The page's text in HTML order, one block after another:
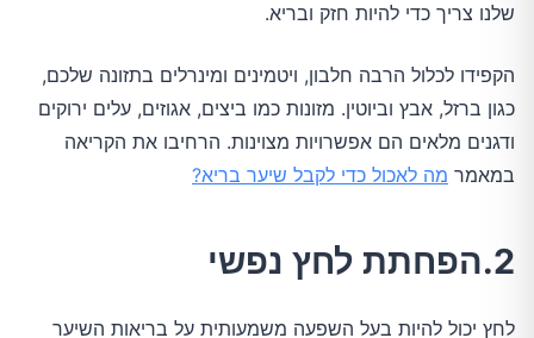
שלנו צריך כדי להיות חזק ובריא.
הקפידו לכלול הרבה חלבון, ויטמינים ומינרלים בתזונה שלכם,
כגון ברזל, אבץ וביוטין. מזונות כמו ביצים, אגוזים, עלים ירוקים
ודגנים מלאים הם אפשרויות מצוינות. הרחיבו את הקריאה
במאמר מה לאכול כדי לקבל שיער בריא?
2.הפחתת לחץ נפשי
לחץ יכול להיות בעל השפעה משמעותית על בריאות השיער